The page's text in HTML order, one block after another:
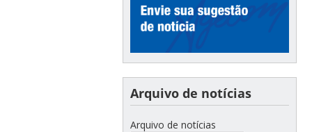
Arquivo de notícias
Arquivo de notícias